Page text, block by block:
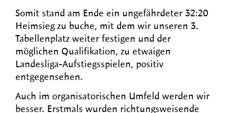
Somit stand am Ende ein ungefährdeter 32:20
Heimsieg zu buche, mit dem wir unseren 3.
Tabellenplatz weiter festigen und der
möglichen Qualifikation, zu etwaigen
Landesliga-Aufstiegsspielen, positiv
entgegensehen.
Auch im organisatorischen Umfeld werden wir
besser. Erstmals wurden richtungsweisende